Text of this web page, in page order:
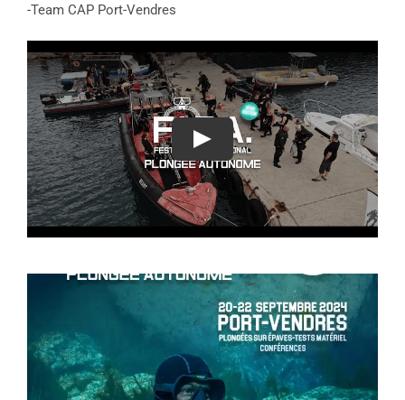
-Team CAP Port-Vendres